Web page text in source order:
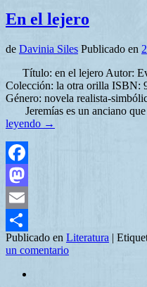
En el lejero
de Davinia Siles Publicado en
Título: en el lejero Autor:
Colección: la otra orilla ISBN:
Género: novela realista-
Jeremías es un anciano
leyendo →
Facebook
Mastodon
Email
Compartir
Publicado en Literatura |
un comentario